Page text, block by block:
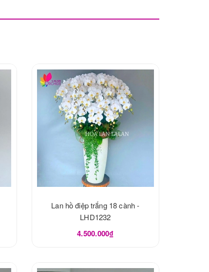
Lan hồ điệp trắng 18 cành -
LHD1232
4.500.000₫